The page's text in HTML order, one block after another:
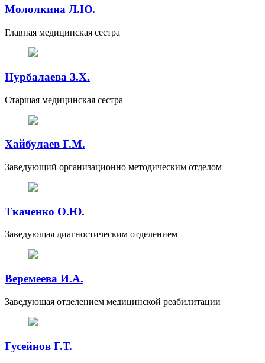
Мололкина Л.Ю.
Главная медицинская сестра
Нурбалаева З.Х.
Старшая медицинская сестра
Хайбулаев Г.М.
Заведующий организационно методическим отделом
Ткаченко О.Ю.
Заведующая диагностическим отделением
Веремеева И.А.
Заведующая отделением медицинской реабилитации
Гусейнов Г.Т.